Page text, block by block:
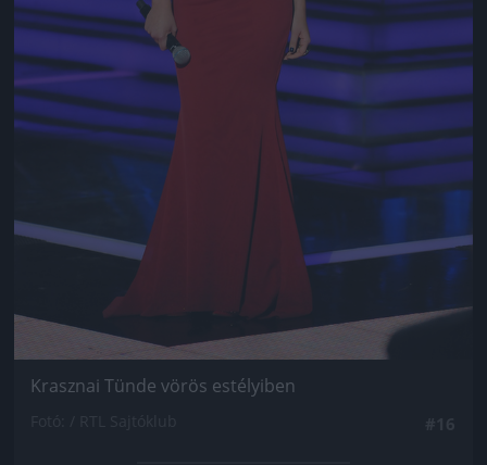
Krasznai Tünde vörös estélyiben